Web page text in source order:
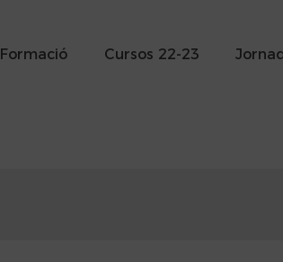
Formació Cursos 22-23